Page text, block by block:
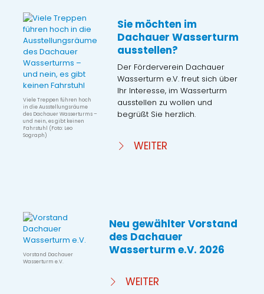
Viele Treppen führen hoch
in die Ausstellungsräume
des Dachauer Wasserturms –
und nein, es gibt keinen
Fahrstuhl (Foto: Leo
Sograph)
Sie möchten im
Dachauer Wasserturm
ausstellen?
Der Förderverein Dachauer
Wasserturm e.V. freut sich über
Ihr Interesse, im Wasserturm
ausstellen zu wollen und
begrüßt Sie herzlich.
WEITER
Vorstand Dachauer
Wasserturm e.V.
Neu gewählter Vorstand
des Dachauer
Wasserturm e.V. 2026
WEITER